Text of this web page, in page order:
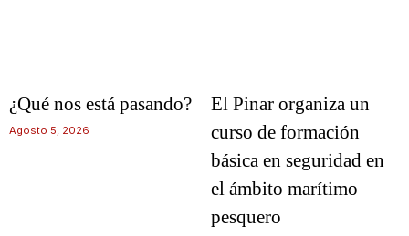
¿Qué nos está pasando?
Agosto 5, 2026
El Pinar organiza un
curso de formación
básica en seguridad en
el ámbito marítimo
pesquero